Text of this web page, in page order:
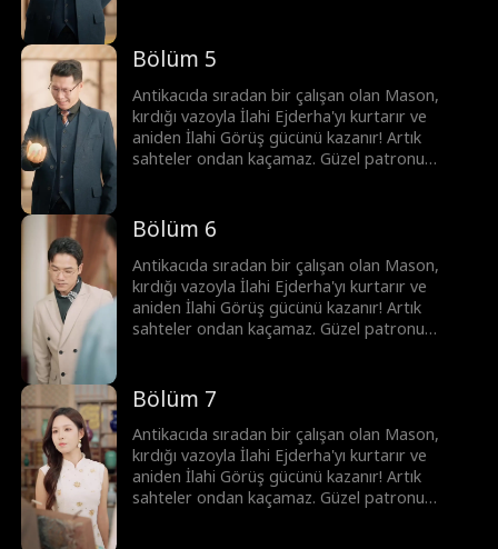
sıraya girer. Mason hızla yükselip şöhrete
kavuşur...
Bölüm 5
Antikacıda sıradan bir çalışan olan Mason,
kırdığı vazoyla İlahi Ejderha'yı kurtarır ve
aniden İlahi Görüş gücünü kazanır! Artık
sahteler ondan kaçamaz. Güzel patronu
sıraya girer. Mason hızla yükselip şöhrete
kavuşur...
Bölüm 6
Antikacıda sıradan bir çalışan olan Mason,
kırdığı vazoyla İlahi Ejderha'yı kurtarır ve
aniden İlahi Görüş gücünü kazanır! Artık
sahteler ondan kaçamaz. Güzel patronu
sıraya girer. Mason hızla yükselip şöhrete
kavuşur...
Bölüm 7
Antikacıda sıradan bir çalışan olan Mason,
kırdığı vazoyla İlahi Ejderha'yı kurtarır ve
aniden İlahi Görüş gücünü kazanır! Artık
sahteler ondan kaçamaz. Güzel patronu